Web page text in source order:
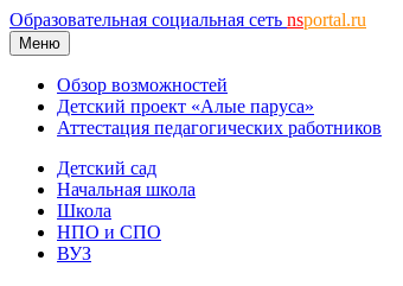
Образовательная социальная сеть nsportal.ru
Меню
Обзор возможностей
Детский проект «Алые паруса»
Аттестация педагогических работников
Детский сад
Начальная школа
Школа
НПО и СПО
ВУЗ